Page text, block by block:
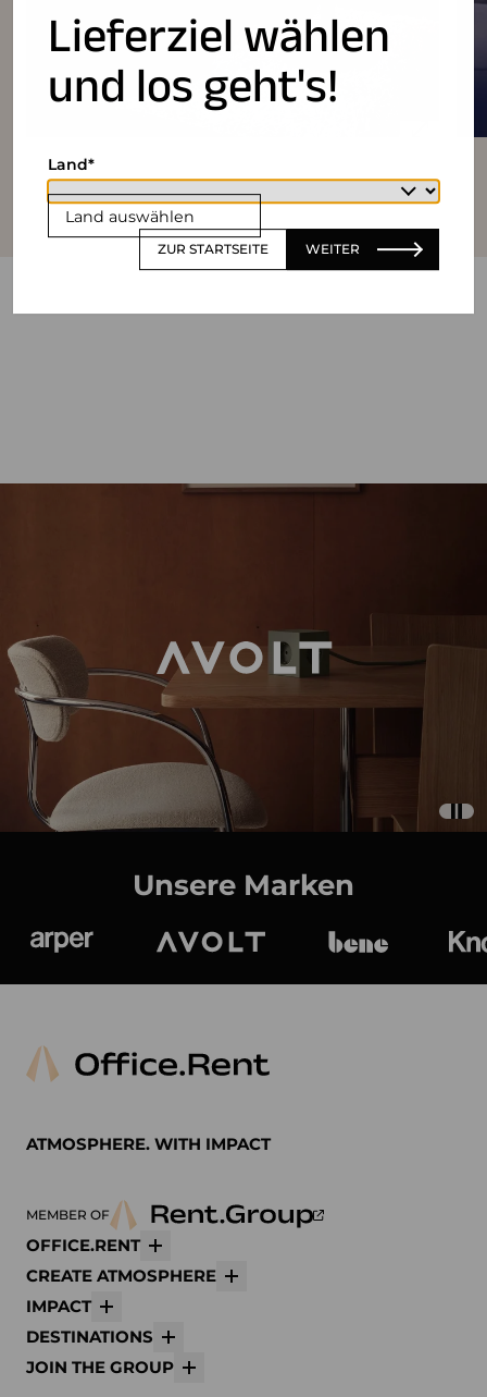
Lieferziel wählen
und los geht's!
Land auswählen
Land
ZUR STARTSEITE WEITER
Unsere Marken
ATMOSPHERE. WITH IMPACT
MEMBER OF
OFFICE.RENT
CREATE ATMOSPHERE
IMPACT
DESTINATIONS
JOIN THE GROUP